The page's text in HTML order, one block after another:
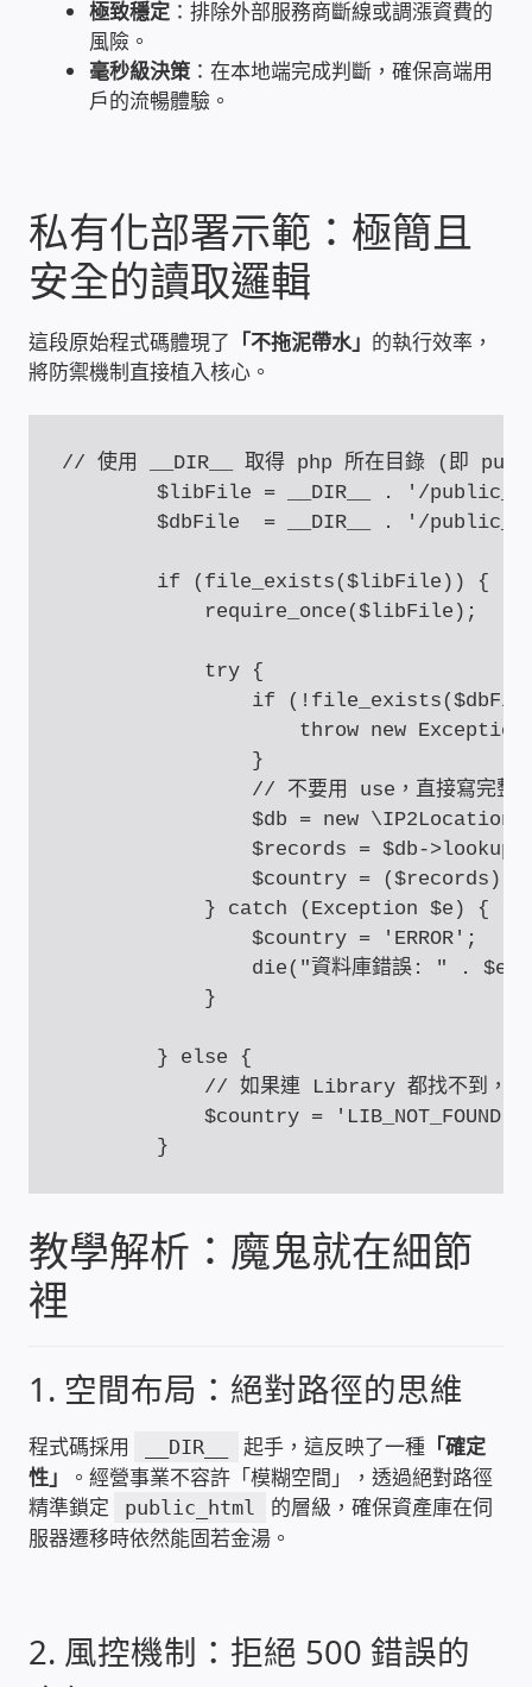
聯盟合作包商
電腦維修銷售
電腦維護合約
電腦租賃方案
捷元電腦 NUC迷你電腦 伺服器
飛碟 不斷電 UPS / 穩壓器 AVR
遠距教學、在家辦公
OpenMediaVault OMV
DAS 直連式附加存儲
出租套房出租 網路維護管理 房東免煩惱
網路硬體設備
居易科技DrayTek/裕笠科技Ublink
印表列印伺服器
虛擬機 Virtual machine VirtualBox Hyper-V
VMware
網路 到府檢測 連線設定
TP-Link TAIWAN(普聯技術)
極致穩定 ：排除外部服務商斷線或調漲資費的
風險。
毫秒級決策：在本地端完成判斷，確保高端用
戶的流暢體驗。
私有化部署示範：極簡且
安全的讀取邏輯
這段原始程式碼體現了 「不拖泥帶水」 的執行效率，
將防禦機制直接植入核心。
// 使用 __DIR__ 取得 php 所在目錄 (即
$libFile = __DIR__ . '/
$dbFile  = __DIR__ . '/
        if (file_exists($libFile)) {
            require_once($libFile);
            try {
if
throw new
                }
// 不要用 use，直接寫完整
$db = new
$records = $db-
$country = ($records)
            } catch (Exception $e) {
                $country = 'ERROR';
die("資料庫錯誤: " .
            }
        } else {
// 如果連 Library 都找不到，可
            $country = 'LIB_NOT_FOUND';
教學解析：魔鬼就在細節
裡
1. 空間布局：絕對路徑的思維
程式碼採用 __DIR__ 起手，這反映了一種 「確定
性」
。經營事業不容許「模糊空間」，透過絕對路徑
精準鎖定
public_html
的層級，確保資產庫在伺
服器遷移時依然能固若金湯。
2. 風控機制：拒絕 500 錯誤的